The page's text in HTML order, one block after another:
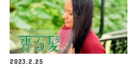
2023.2.25